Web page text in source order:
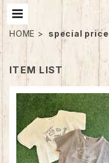
HOME special price
ITEM LIST